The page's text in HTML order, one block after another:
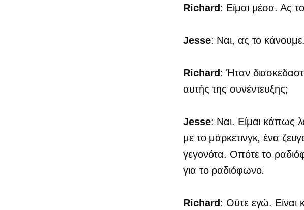
Richard: Είμαι μέσα. Ας
Jesse: Ναι, ας το κάνουμε.
Richard: Ήταν
αυτής της συνέντευξης;
Jesse: Ναι. Είμαι κάπως
με το μάρκετινγκ, ένα
γεγονότα. Οπότε το
για το ραδιόφωνο.
Richard: Ούτε εγώ. Είναι